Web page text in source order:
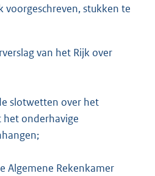
voorgeschreven, stukken te
van het Rijk over
slotwetten over het
onderhavige
Algemene Rekenkamer